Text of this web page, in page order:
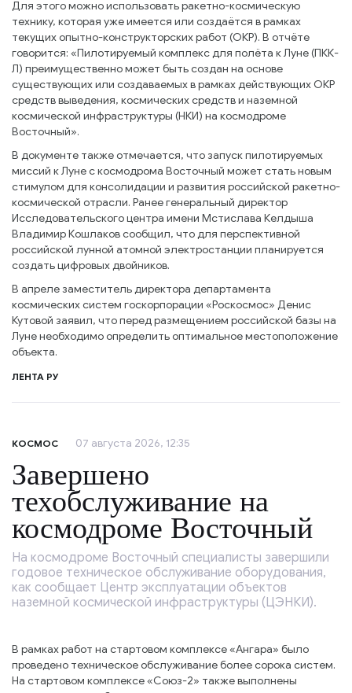
Для этого можно использовать ракетно-космическую
технику, которая уже имеется или создаётся в рамках
текущих опытно-конструкторских работ (ОКР). В отчёте
говорится: «Пилотируемый комплекс для полёта к Луне (ПКК-
Л) преимущественно может быть создан на основе
существующих или создаваемых в рамках действующих ОКР
средств выведения, космических средств и наземной
космической инфраструктуры (НКИ) на космодроме
Восточный».
В документе также отмечается, что запуск пилотируемых
миссий к Луне с космодрома Восточный может стать новым
стимулом для консолидации и развития российской ракетно-
космической отрасли. Ранее генеральный директор
Исследовательского центра имени Мстислава Келдыша
Владимир Кошлаков сообщил, что для перспективной
российской лунной атомной электростанции планируется
создать цифровых двойников.
В апреле заместитель директора департамента
космических систем госкорпорации «Роскосмос» Денис
Кутовой заявил, что перед размещением российской базы на
Луне необходимо определить оптимальное местоположение
объекта.
ЛЕНТА РУ
КОСМОС 07 августа 2026, 12:35
Завершено
техобслуживание на
космодроме Восточный
На космодроме Восточный специалисты завершили
годовое техническое обслуживание оборудования,
как сообщает Центр эксплуатации объектов
наземной космической инфраструктуры (ЦЭНКИ).
В рамках работ на стартовом комплексе «Ангара» было
проведено техническое обслуживание более сорока систем.
На стартовом комплексе «Союз-2» также выполнены